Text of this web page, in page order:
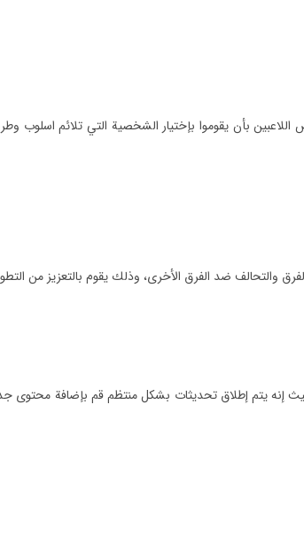
بأن يقوموا بإختيار الشخصية التي تلائم
ضد الفرق الأخرى، وذلك يقوم بالتعزيز من التطور
إنه يتم إطلاق تحديثات بشكل منتظم قم بإضافة